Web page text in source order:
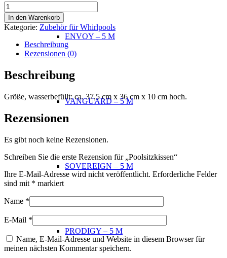
ENVOY – 5 M
VANGUARD – 5 M
SOVEREIGN – 5 M
PRODIGY – 5 M
Poolsitzkissen
Menge
In den Warenkorb
Kategorie: Zubehör für Whirlpools
Beschreibung
Rezensionen (0)
Beschreibung
Größe, wasserbefüllt: ca. 37,5 cm x 36 cm x 10 cm hoch.
Rezensionen
Es gibt noch keine Rezensionen.
Schreiben Sie die erste Rezension für „Poolsitzkissen“
Ihre E-Mail-Adresse wird nicht veröffentlicht. Erforderliche Felder
sind mit * markiert
Name *
E-Mail *
Name, E-Mail-Adresse und Website in diesem Browser für
meinen nächsten Kommentar speichern.